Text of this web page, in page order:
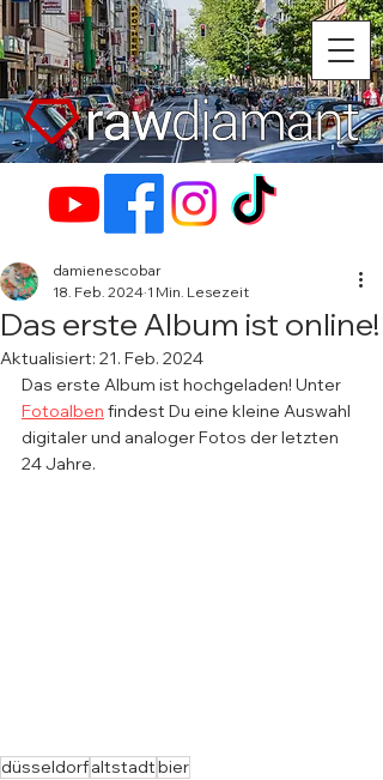
Das erste Album ist online!
damienescobar
18. Feb. 2024 1 Min. Lesezeit
Aktualisiert: 21. Feb. 2024
Das erste Album ist hochgeladen! Unter
Fotoalben findest Du eine kleine Auswahl
digitaler und analoger Fotos der letzten
24 Jahre.
düsseldorfaltstadtbier